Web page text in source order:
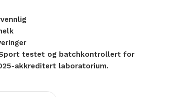
Sport testet og batchkontrollert for
akkreditert laboratorium.